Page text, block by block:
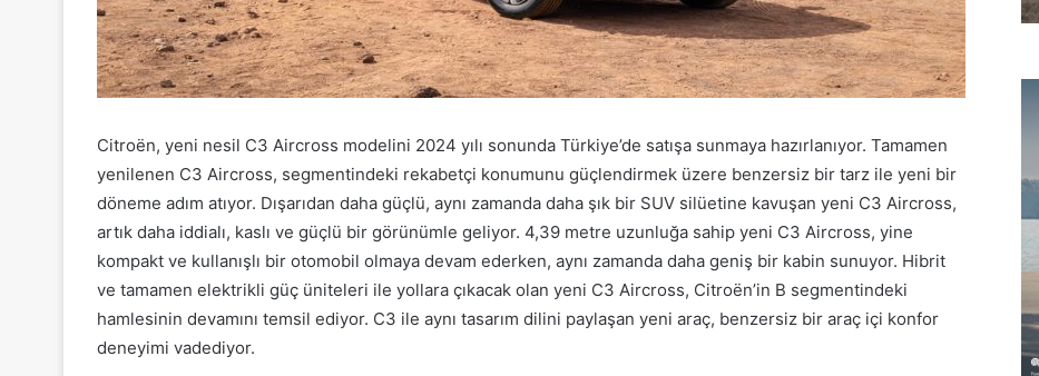
Citroën, yeni nesil C3 Aircross modelini 2024 yılı sonunda Türkiye’de satışa sunmaya hazırlanıyor. Tamamen
yenilenen C3 Aircross, segmentindeki rekabetçi konumunu güçlendirmek üzere benzersiz bir tarz ile yeni bir
döneme adım atıyor. Dışarıdan daha güçlü, aynı zamanda daha şık bir SUV silüetine kavuşan yeni C3 Aircross,
artık daha iddialı, kaslı ve güçlü bir görünümle geliyor. 4,39 metre uzunluğa sahip yeni C3 Aircross, yine
kompakt ve kullanışlı bir otomobil olmaya devam ederken, aynı zamanda daha geniş bir kabin sunuyor. Hibrit
ve tamamen elektrikli güç üniteleri ile yollara çıkacak olan yeni C3 Aircross, Citroën’in B segmentindeki
hamlesinin devamını temsil ediyor. C3 ile aynı tasarım dilini paylaşan yeni araç, benzersiz bir araç içi konfor
deneyimi vadediyor.